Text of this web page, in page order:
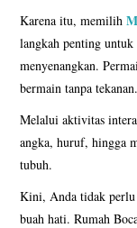
VIDEO MAINAN
GALERI
KATALOG
BESAR
KATALOG
Karena itu, memilih
langkah penting untuk
menyenangkan.
bermain tanpa tekanan.
Melalui aktivitas
angka, huruf, hingga
tubuh.
Kini, Anda tidak perlu
buah hati. Rumah